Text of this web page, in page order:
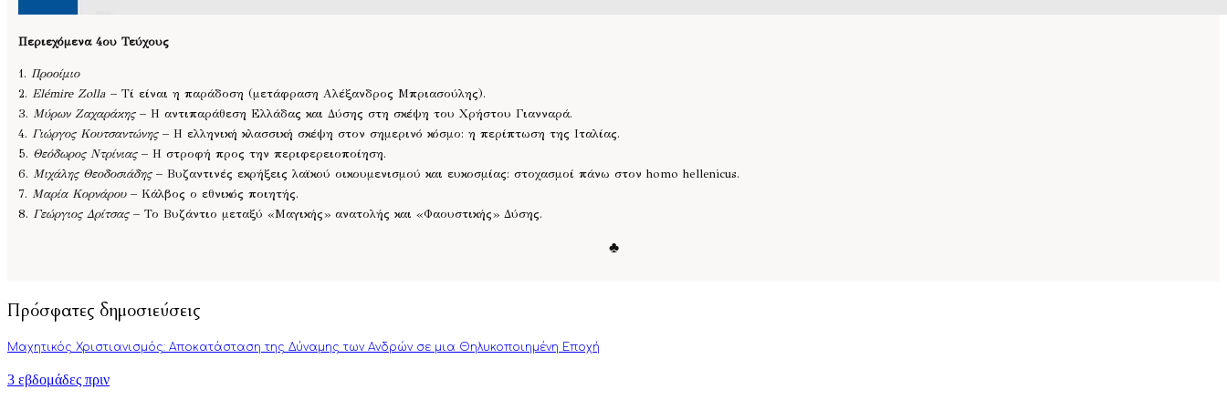
Περιεχόμενα 4ου Τεύχους
1. Προοίμιο
2. Elémire Zolla – Τί είναι η παράδοση (μετάφραση Αλέξανδρος Μπριασούλης).
3. Μύρων Ζαχαράκης– Η αντιπαράθεση Ελλάδας και Δύσης στη σκέψη του Χρήστου Γιανναρά.
4. Γιώργος Κουτσαντώνης– Η ελληνική κλασσική σκέψη στον σημερινό κόσμο: η περίπτωση της Ιταλίας.
5. Θεόδωρος Ντρίνιας– Η στροφή προς την περιφερειοποίηση.
6. Μιχάλης Θεοδοσιάδης– Βυζαντινές εκρήξεις λαϊκού οικουμενισμού και ευκοσμίας: στοχασμοί πάνω στον homo hellenicus.
7. Μαρία Κορνάρου– Κάλβος ο εθνικός ποιητής.
8. Γεώργιος Δρίτσας– Το Βυζάντιο μεταξύ «Μαγικής» ανατολής και «Φαουστικής» Δύσης.
♣
Πρόσφατες δημοσιεύσεις
Μαχητικός Χριστιανισμός: Αποκατάσταση της Δύναμης των Ανδρών σε μια Θηλυκοποιημένη Εποχή
3 εβδομάδες πριν